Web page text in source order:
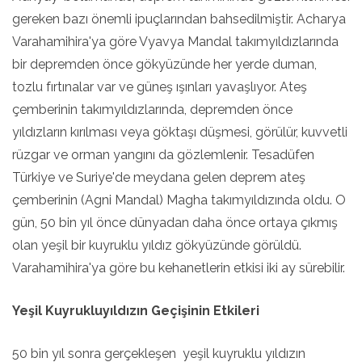
gereken bazı önemli ipuçlarından bahsedilmiştir. Acharya
Varahamihira'ya göre Vyavya Mandal takımyıldızlarında
bir depremden önce gökyüzünde her yerde duman,
tozlu fırtınalar var ve güneş ışınları yavaşlıyor. Ateş
çemberinin takımyıldızlarında, depremden önce
yıldızların kırılması veya göktaşı düşmesi, görülür, kuvvetli
rüzgar ve orman yangını da gözlemlenir. Tesadüfen
Türkiye ve Suriye'de meydana gelen deprem ateş
çemberinin (Agni Mandal) Magha takımyıldızında oldu. O
gün, 50 bin yıl önce dünyadan daha önce ortaya çıkmış
olan yeşil bir kuyruklu yıldız gökyüzünde görüldü.
Varahamihira'ya göre bu kehanetlerin etkisi iki ay sürebilir.
Yeşil Kuyrukluyıldızın Geçişinin Etkileri
50 bin yıl sonra gerçekleşen yeşil kuyruklu yıldızın